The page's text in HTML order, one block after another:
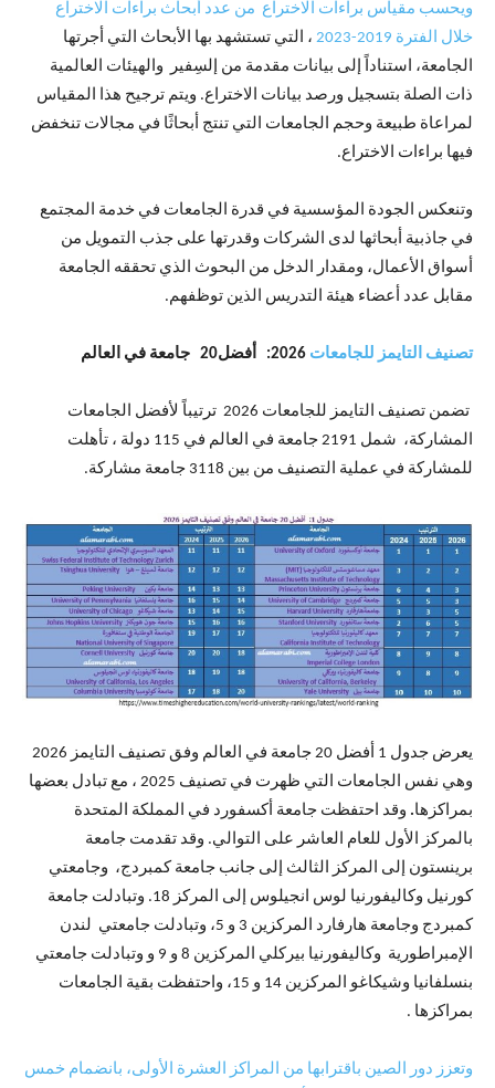
ويحسب مقياس براءات الاختراع من عدد أبحاث براءات الاختراع
خلال الفترة 2019-2023
، التي تستشهد بها الأبحاث التي أجرتها
الجامعة، استناداً إلى بيانات مقدمة من إلسِفير والهيئات العالمية
ذات الصلة بتسجيل ورصد بيانات الاختراع. ويتم ترجيح هذا المقياس
لمراعاة طبيعة وحجم الجامعات التي تنتج أبحاثًا في مجالات تنخفض
فيها براءات الاختراع.
وتنعكس الجودة المؤسسية في قدرة الجامعات في خدمة المجتمع
في جاذبية أبحاثها لدى الشركات وقدرتها على جذب التمويل من
أسواق الأعمال، ومقدار الدخل من البحوث الذي تحققه الجامعة
مقابل عدد أعضاء هيئة التدريس الذين توظفهم.
تصنيف التايمز للجامعات 2026
: أفضل20 جامعة في العالم
تضمن تصنيف التايمز للجامعات 2026 ترتيباً لأفضل الجامعات
المشاركة، شمل 2191 جامعة في العالم في 115 دولة ، تأهلت
للمشاركة في عملية التصنيف من بين 3118 جامعة مشاركة.
يعرض جدول 1 أفضل 20 جامعة في العالم وفق تصنيف التايمز 2026
وهي نفس الجامعات التي ظهرت في تصنيف 2025 ، مع تبادل بعضها
بمراكزها. وقد احتفظت جامعة أكسفورد في المملكة المتحدة
بالمركز الأول للعام العاشر على التوالي. وقد تقدمت جامعة
برينستون إلى المركز الثالث إلى جانب جامعة كمبردج، وجامعتي
كورنيل وكاليفورنيا لوس انجيلوس إلى المركز 18. وتبادلت جامعة
كمبردج وجامعة هارفارد المركزين 3 و 5، وتبادلت جامعتي لندن
الإمبراطورية وكاليفورنيا بيركلي المركزين 8 و 9 و وتبادلت جامعتي
بنسلفانيا وشيكاغو المركزين 14 و 15، واحتفظت بقية الجامعات
بمراكزها .
وتعزز دور الصين باقترابها من المراكز العشرة الأولى، بانضمام خمس